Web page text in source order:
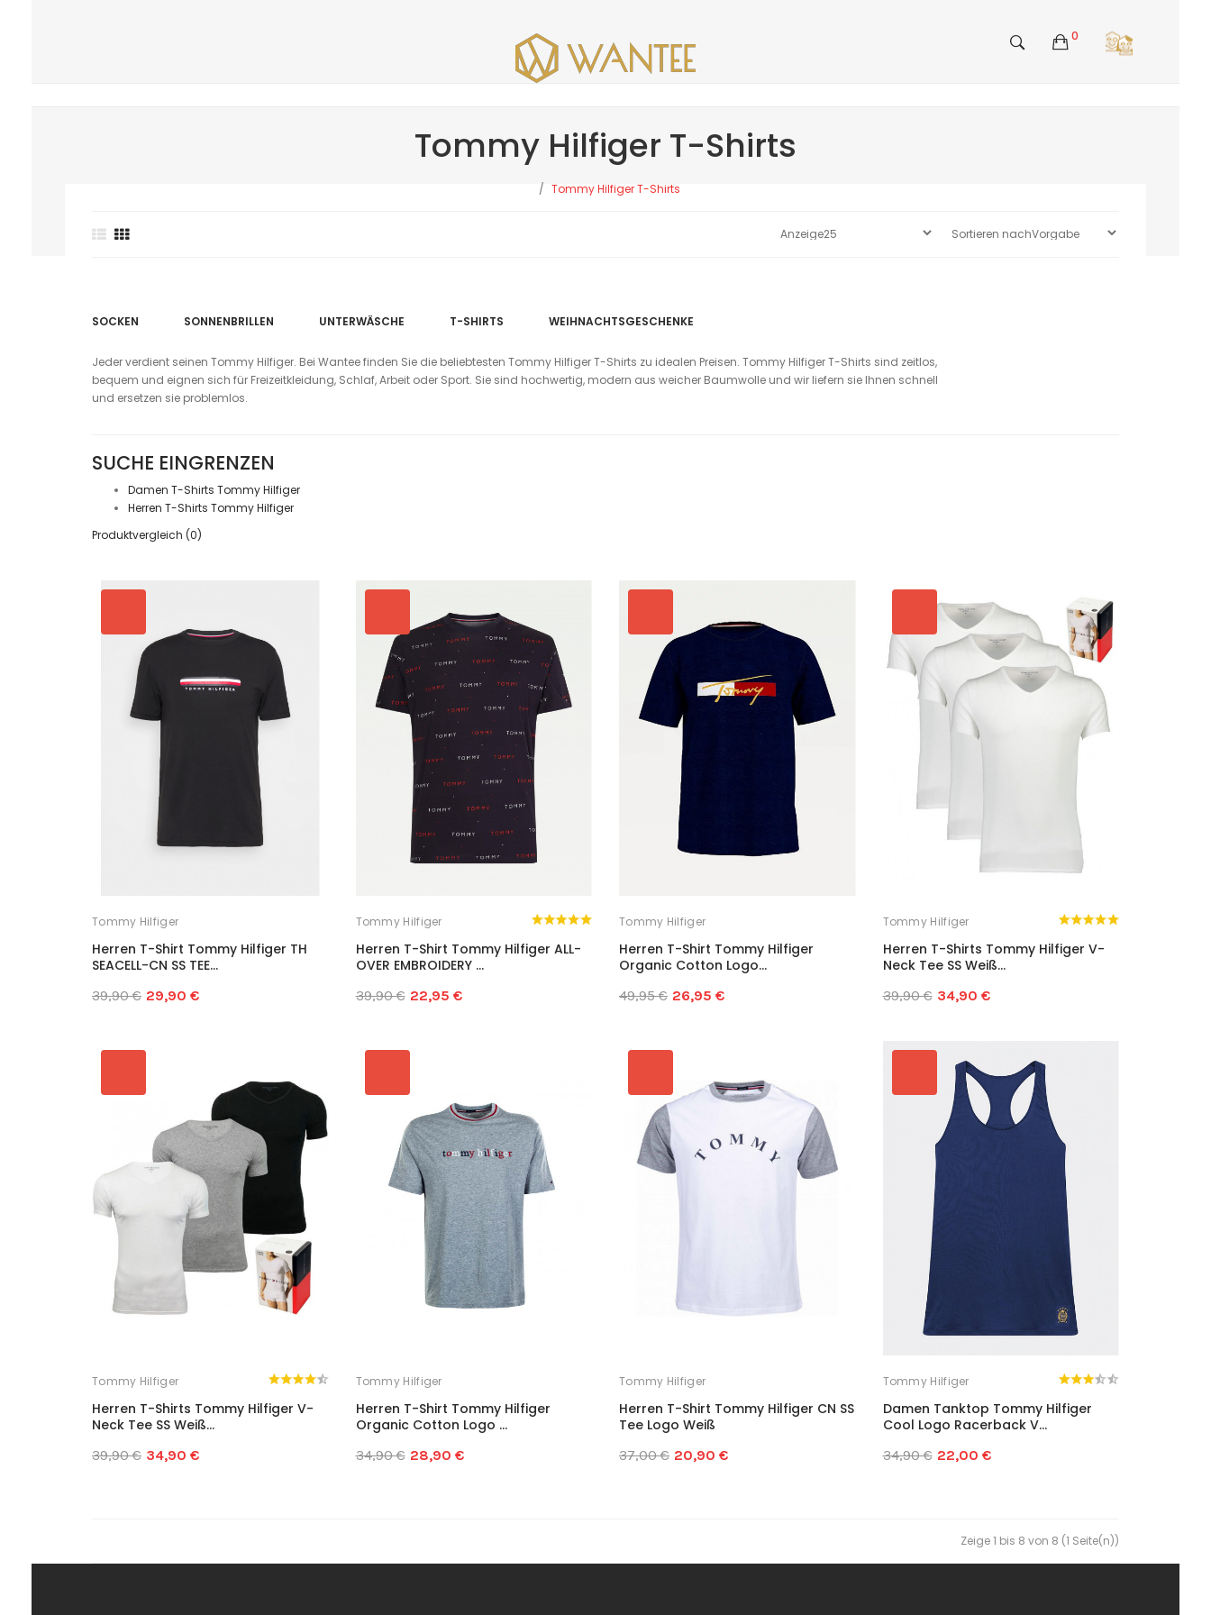
0
Tommy Hilfiger T-Shirts
Tommy Hilfiger T-Shirts
SOCKEN SONNENBRILLEN UNTERWÄSCHE T-SHIRTS WEIHNACHTSGESCHENKE
Jeder verdient seinen Tommy Hilfiger. Bei Wantee finden Sie die beliebtesten Tommy Hilfiger T-Shirts zu idealen Preisen. Tommy Hilfiger T-Shirts sind zeitlos,
bequem und eignen sich für Freizeitkleidung, Schlaf, Arbeit oder Sport. Sie sind hochwertig, modern aus weicher Baumwolle und wir liefern sie Ihnen schnell
und ersetzen sie problemlos.
SUCHE EINGRENZEN
Damen T-Shirts Tommy Hilfiger
Herren T-Shirts Tommy Hilfiger
Produktvergleich (0)
Tommy Hilfiger
Herren T-Shirt Tommy Hilfiger TH
SEACELL-CN SS TEE...
39,90 € 29,90 €
Tommy Hilfiger
Herren T-Shirt Tommy Hilfiger ALL-
OVER EMBROIDERY ...
39,90 € 22,95 €
Tommy Hilfiger
Herren T-Shirt Tommy Hilfiger
Organic Cotton Logo...
49,95 € 26,95 €
Tommy Hilfiger
Herren T-Shirts Tommy Hilfiger V-
Neck Tee SS Weiß...
39,90 € 34,90 €
Tommy Hilfiger
Herren T-Shirts Tommy Hilfiger V-
Neck Tee SS Weiß...
39,90 € 34,90 €
Tommy Hilfiger
Herren T-Shirt Tommy Hilfiger
Organic Cotton Logo ...
34,90 € 28,90 €
Tommy Hilfiger
Herren T-Shirt Tommy Hilfiger CN SS
Tee Logo Weiß
37,00 € 20,90 €
Tommy Hilfiger
Damen Tanktop Tommy Hilfiger
Cool Logo Racerback V...
34,90 € 22,00 €
Zeige 1 bis 8 von 8 (1 Seite(n))